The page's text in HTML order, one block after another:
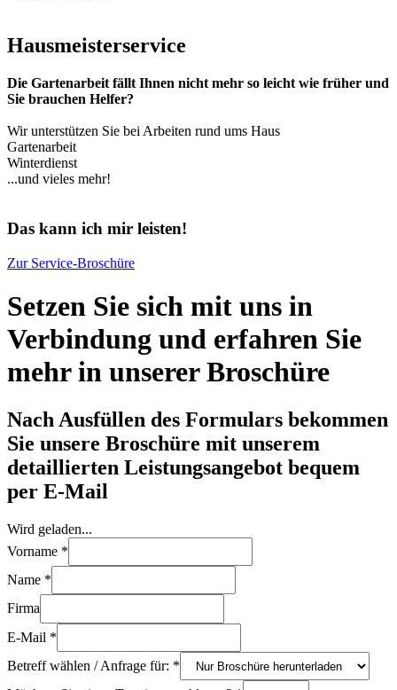
Hausmeisterservice
Die Gartenarbeit fällt Ihnen nicht mehr so leicht wie früher und
Sie brauchen Helfer?
Wir unterstützen Sie bei Arbeiten rund ums Haus
Gartenarbeit
Winterdienst
...und vieles mehr!
Das kann ich mir leisten!
Zur Service-Broschüre
Setzen Sie sich mit uns in
Verbindung und erfahren Sie
mehr in unserer Broschüre
Nach Ausfüllen des Formulars bekommen
Sie unsere Broschüre mit unserem
detaillierten Leistungsangebot bequem
per E-Mail
Wird geladen...
Vorname *
Name *
Firma
E-Mail *
Betreff wählen / Anfrage für: *